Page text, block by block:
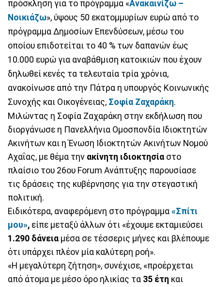
πρόσκληση για το πρόγραμμα «Ανακαινίζω –
Νοικιάζω», ύψους 50 εκατομμυρίων ευρώ από το
πρόγραμμα Δημοσίων Επενδύσεων, μέσω του
οποίου επιδοτείται το 40 % των δαπανών έως
10.000 ευρώ για αναβάθμιση κατοικιών που έχουν
δηλωθεί κενές τα τελευταία τρία χρόνια,
ανακοίνωσε από την Πάτρα η υπουργός Κοινωνικής
Συνοχής και Οικογένειας, Σοφία Ζαχαράκη.
Μιλώντας η Σοφία Ζαχαράκη στην εκδήλωση που
διοργάνωσε η Πανελλήνια Ομοσπονδία Ιδιοκτητών
Ακινήτων και η Ένωση Ιδιοκτητών Ακινήτων Νομού
Αχαΐας, με θέμα την ακίνητη ιδιοκτησία στο
πλαίσιο του 26ου Forum Ανάπτυξης παρουσίασε
τις δράσεις της κυβέρνησης για την στεγαστική
πολιτική.
Ειδικότερα, αναφερόμενη στο πρόγραμμα «Σπίτι
μου», είπε μεταξύ άλλων ότι «έχουμε εκταμιεύσει
1.290 δάνεια μέσα σε τέσσερις μήνες και βλέπουμε
ότι υπάρχει πλέον μία καλύτερη ροή».
«Η μεγαλύτερη ζήτηση», συνέχισε, «προέρχεται
από άτομα με μέσο όρο ηλικίας τα 35 έτη και